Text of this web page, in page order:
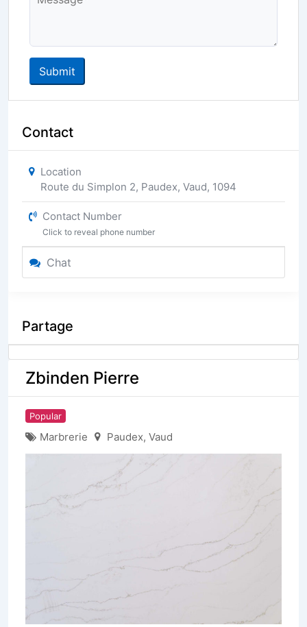
Zbinden Pierre
Popular
Marbrerie Paudex, Vaud
Submit
Contact
Location
Route du Simplon 2, Paudex, Vaud, 1094
Contact Number
Click to reveal phone number
Chat
Partage